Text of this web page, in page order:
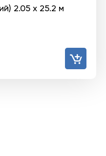
2.05 х 25.2 м